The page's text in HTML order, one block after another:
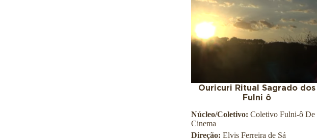
Ouricuri Ritual Sagrado dos
Fulni ô
Núcleo/Coletivo: Coletivo Fulni-ô De
Cinema
Direção: Elvis Ferreira de Sá